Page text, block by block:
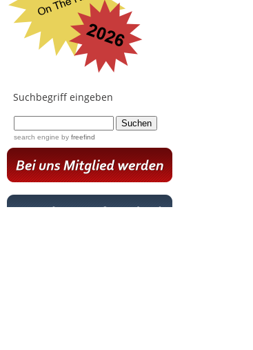
Suchbegriff eingeben
search engine by freefind